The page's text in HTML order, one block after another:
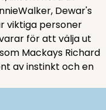
Dewar's
viktiga personer
för att välja ut
Mackays Richard
av instinkt och en